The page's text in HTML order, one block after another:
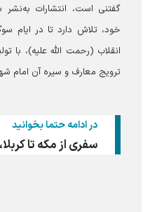
گفتنی است، انتشارات به‌نشر
خود، تلاش دارد تا در ایام
انقلاب (رحمت الله علیه)، با
ترویج معارف و سیره آن امام
در ادامه حتما بخوانید
سفری از مکه تا